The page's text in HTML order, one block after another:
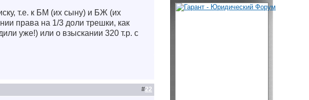
т.е. к БМ (их сыну) и БЖ (их
права на 1/3 доли трешки, как
уже!) или о взыскании 320 т.р. с
#22